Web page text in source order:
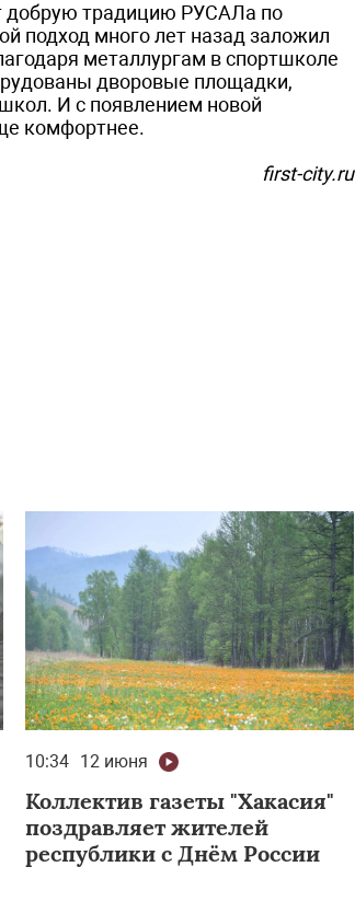
добрую традицию РУСАЛа по
подход много лет назад заложил
металлургам в спортшколе
дворовые площадки,
И с появлением новой
комфортнее.
first-city.ru
10:34 12 июня
Коллектив газеты "Хакасия"
поздравляет жителей
республики с Днём России